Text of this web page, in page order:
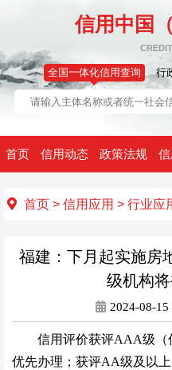
信用中国
全国一体化信用查询 行
首页 信用动态 政策法规
首页> 信用应用 > 行业应
福建：下月起实施房
级机构
2024-08-15
信用评价获评AAA级（
优先办理；获评AA级及以